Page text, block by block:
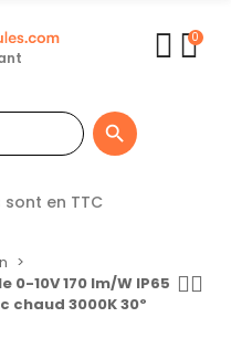
0

en TTC
0-10V 170 lm/W IP65
chaud 3000K 30º